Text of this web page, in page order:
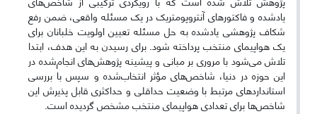
یادشده و فاکتورهای آنتروپومتریک در یک مسئله واقعی، ضمن رفع
شکاف پژوهشی یادشده به حل مسئله تعیین اولویت خلبانان برای
یک هواپیمای منتخب پرداخته شود. برای رسیدن به این هدف، ابتدا
تلاش می‌شود با مروری بر مبانی و پیشینه پژوهش‌های انجام‌شده در
این حوزه در دنیا، شاخص‌های مؤثر انتخاب‌شده و سپس با بررسی
استانداردهای مرتبط با وضعیت حداقلی و حداکثری قابل پذیرش این
شاخص‌ها برای تعدادی هواپیمای منتخب مشخص گردیده است.